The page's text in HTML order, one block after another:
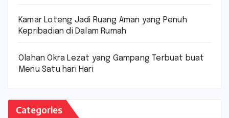
Kamar Loteng Jadi Ruang Aman yang Penuh
Kepribadian di Dalam Rumah
Olahan Okra Lezat yang Gampang Terbuat buat
Menu Satu hari Hari
Categories